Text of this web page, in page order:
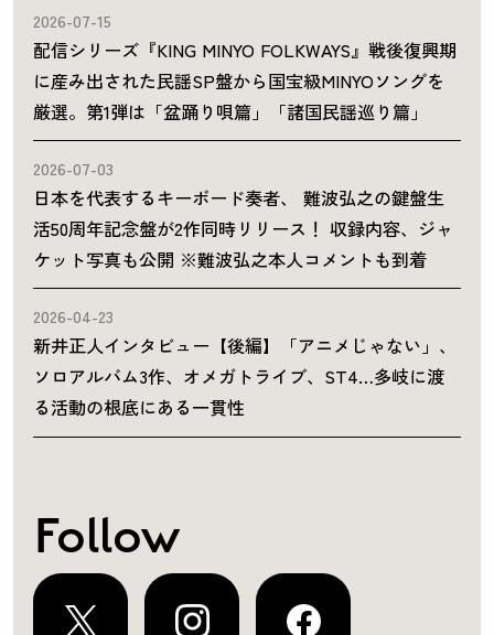
2026-07-15
配信シリーズ『KING MINYO FOLKWAYS』戦後復興期
に産み出された民謡SP盤から国宝級MINYOソングを
厳選。第1弾は「盆踊り唄篇」「諸国民謡巡り篇」
2026-07-03
日本を代表するキーボード奏者、 難波弘之の鍵盤生
活50周年記念盤が2作同時リリース！ 収録内容、ジャ
ケット写真も公開 ※難波弘之本人コメントも到着
2026-04-23
新井正人インタビュー【後編】「アニメじゃない」、
ソロアルバム3作、オメガトライブ、ST4…多岐に渡
る活動の根底にある一貫性
Follow